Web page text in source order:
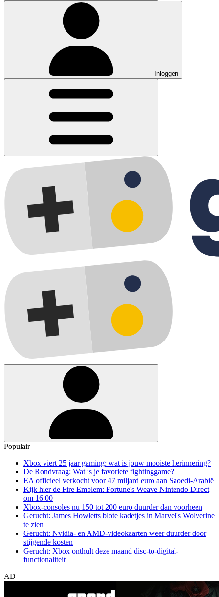
Inloggen
Populair
Xbox viert 25 jaar gaming: wat is jouw mooiste herinnering?
De Rondvraag: Wat is je favoriete fightinggame?
EA officieel verkocht voor 47 miljard euro aan Saoedi-Arabië
Kijk hier de Fire Emblem: Fortune's Weave Nintendo Direct
om 16:00
Xbox-consoles nu 150 tot 200 euro duurder dan voorheen
Gerucht: James Howletts blote kadetjes in Marvel's Wolverine
te zien
Gerucht: Nvidia- en AMD-videokaarten weer duurder door
stijgende kosten
Gerucht: Xbox onthult deze maand disc-to-digital-
functionaliteit
AD